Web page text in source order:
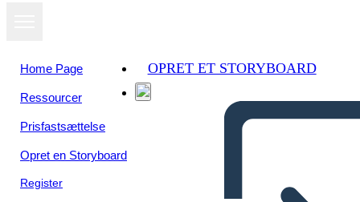
Home Page
Ressourcer
Prisfastsættelse
Opret en Storyboard
Register
OPRET ET STORYBOARD